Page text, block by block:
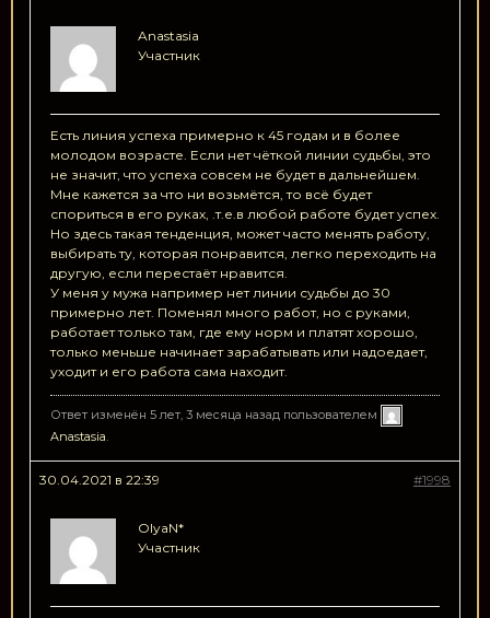
Anastasia
Участник
Есть линия успеха примерно к 45 годам и в более
молодом возрасте. Если нет чёткой линии судьбы, это
не значит, что успеха совсем не будет в дальнейшем.
Мне кажется за что ни возьмётся, то всё будет
спориться в его руках, .т.е.в любой работе будет успех.
Но здесь такая тенденция, может часто менять работу,
выбирать ту, которая понравится, легко переходить на
другую, если перестаёт нравится.
У меня у мужа например нет линии судьбы до 30
примерно лет. Поменял много работ, но с руками,
работает только там, где ему норм и платят хорошо,
только меньше начинает зарабатывать или надоедает,
уходит и его работа сама находит.
Ответ изменён 5 лет, 3 месяца назад пользователем
Anastasia.
30.04.2021 в 22:39 #1998
OlyaN*
Участник